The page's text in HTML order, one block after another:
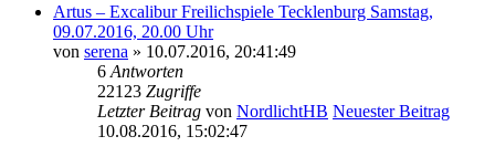
Artus – Excalibur Freilichspiele Tecklenburg Samstag,
09.07.2016, 20.00 Uhr
von serena » 10.07.2016, 20:41:49
6 Antworten
22123 Zugriffe
Letzter Beitrag von NordlichtHB Neuester Beitrag
10.08.2016, 15:02:47